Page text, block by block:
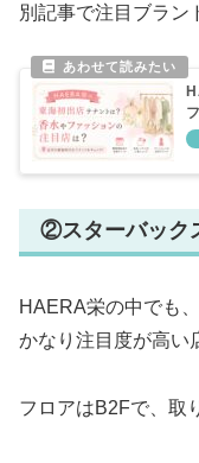
別記事で注目ブラン
②スターバック
HAERA栄の中でも、
かなり注目度が高い
フロアはB2Fで、取